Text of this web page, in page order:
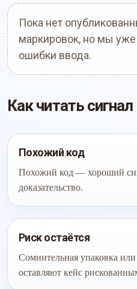
Пока нет
маркировок, но мы
ошибки ввода.
Как читать сигнал
Похожий код
Похожий код — хороший
доказательство.
Риск остаётся
Сомнительная упаковка
оставляют кейс